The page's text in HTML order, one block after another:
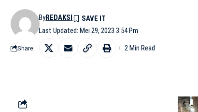
Last Updated: Mei 29, 2023 3:54 Pm
ByREDAKSI
Share 2 Min Read